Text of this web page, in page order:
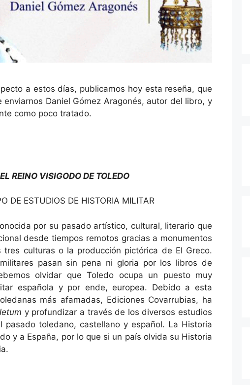
a estos días, publicamos hoy esta reseña, que
Daniel Gómez Aragonés, autor del libro, y
como poco tratado.
REINO VISIGODO DE TOLEDO
DE ESTUDIOS DE HISTORIA MILITAR
por su pasado artístico, cultural, literario que
desde tiempos remotos gracias a monumentos
culturas o la producción pictórica de El Greco.
pasan sin pena ni gloria por los libros de
olvidar que Toledo ocupa un puesto muy
española y por ende, europea. Debido a esta
más afamadas, Ediciones Covarrubias, ha
y profundizar a través de los diversos estudios
toledano, castellano y español. La Historia
y a España, por lo que si un país olvida su Historia